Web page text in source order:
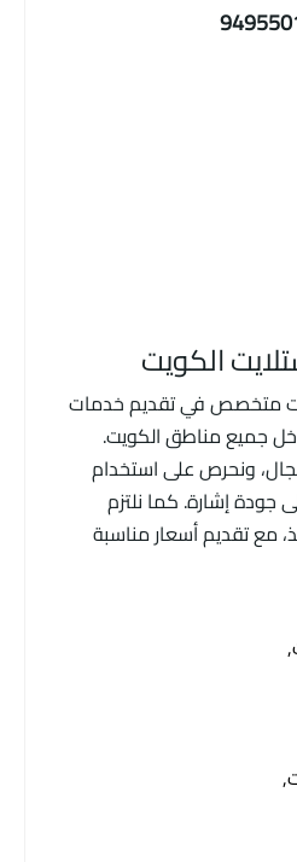
الكويت
متخصص في تقديم خدمات
جميع مناطق الكويت.
ونحرص على استخدام
جودة إشارة. كما نلتزم
مع تقديم أسعار مناسبة